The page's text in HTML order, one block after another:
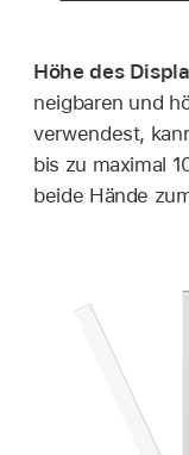
Höhe des
neigbaren und
verwendest,
bis zu maximal
beide Hände